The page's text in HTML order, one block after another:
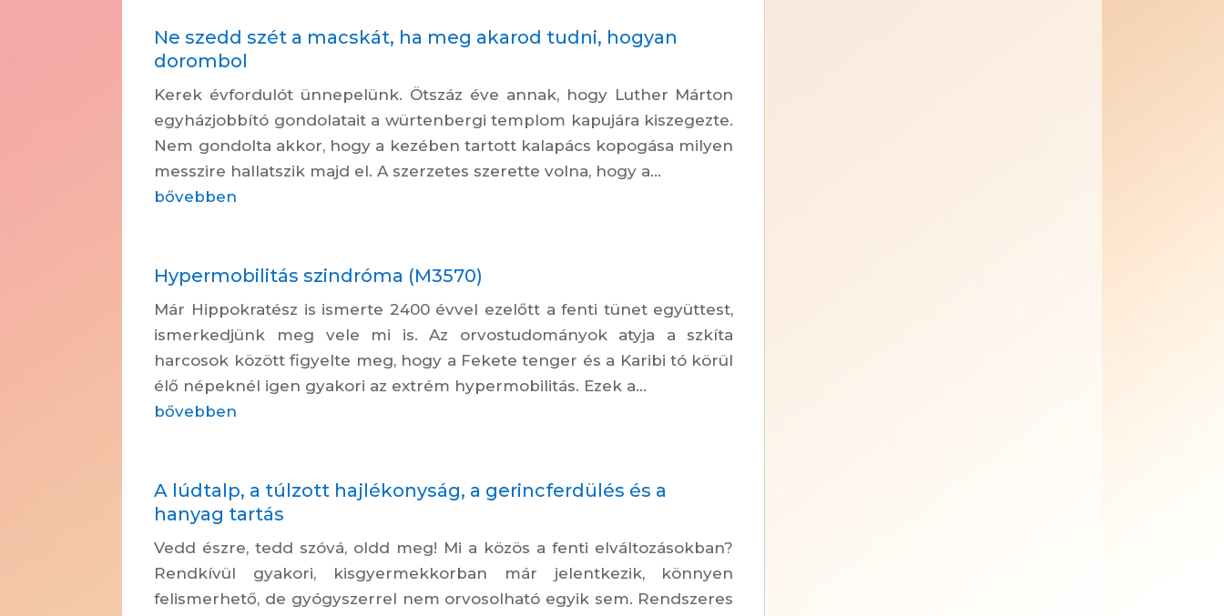
Ne szedd szét a macskát, ha meg akarod tudni, hogyan
dorombol
Kerek évfordulót ünnepelünk. Ötszáz éve annak, hogy Luther Márton
egyházjobbító gondolatait a würtenbergi templom kapujára kiszegezte.
Nem gondolta akkor, hogy a kezében tartott kalapács kopogása milyen
messzire hallatszik majd el. A szerzetes szerette volna, hogy a...
bővebben
Hypermobilitás szindróma (M3570)
Már Hippokratész is ismerte 2400 évvel ezelőtt a fenti tünet együttest,
ismerkedjünk meg vele mi is. Az orvostudományok atyja a szkíta
harcosok között figyelte meg, hogy a Fekete tenger és a Karibi tó körül
élő népeknél igen gyakori az extrém hypermobilitás. Ezek a...
bővebben
A lúdtalp, a túlzott hajlékonyság, a gerincferdülés és a
hanyag tartás
Vedd észre, tedd szóvá, oldd meg! Mi a közös a fenti elváltozásokban?
Rendkívül gyakori, kisgyermekkorban már jelentkezik, könnyen
felismerhető, de gyógyszerrel nem orvosolható egyik sem. Rendszeres